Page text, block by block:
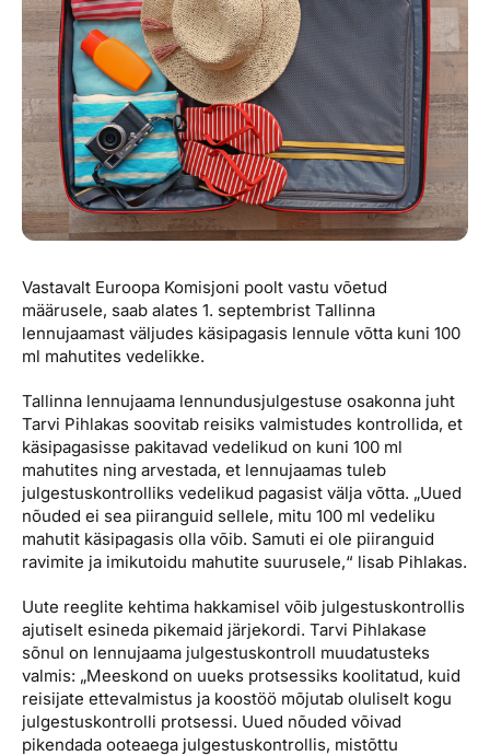
Reisitarvete e-pood
Airalo eSIM
Reisija meelespea
Kuldkaart
Platinum Club
Püsisoodustused
Boonuspunktid
Meist
Ettevõttest, kontaktid, reisikonsultandi teenus, tule
tööle, uudised...
Ettevõttest
Kontaktid
Reisikonsultandi teenus
Tule tööle
Uudised
Vastavalt Euroopa Komisjoni poolt vastu võetud
määrusele, saab alates 1. septembrist Tallinna
lennujaamast väljudes käsipagasis lennule võtta kuni 100
ml mahutites vedelikke.
Tallinna lennujaama lennundusjulgestuse osakonna juht
Tarvi Pihlakas soovitab reisiks valmistudes kontrollida, et
käsipagasisse pakitavad vedelikud on kuni 100 ml
mahutites ning arvestada, et lennujaamas tuleb
julgestuskontrolliks vedelikud pagasist välja võtta. „Uued
nõuded ei sea piiranguid sellele, mitu 100 ml vedeliku
mahutit käsipagasis olla võib. Samuti ei ole piiranguid
ravimite ja imikutoidu mahutite suurusele,“ lisab Pihlakas.
Uute reeglite kehtima hakkamisel võib julgestuskontrollis
ajutiselt esineda pikemaid järjekordi. Tarvi Pihlakase
sõnul on lennujaama julgestuskontroll muudatusteks
valmis: „Meeskond on uueks protsessiks koolitatud, kuid
reisijate ettevalmistus ja koostöö mõjutab oluliselt kogu
julgestuskontrolli protsessi. Uued nõuded võivad
pikendada ooteaega julgestuskontrollis, mistõttu